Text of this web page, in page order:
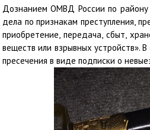
Дознанием ОМВД России по району
дела по признакам преступления,
приобретение, передача, сбыт,
веществ или взрывных устройств».
пресечения в виде подписки о